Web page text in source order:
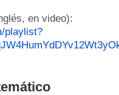
en video):
playlist?